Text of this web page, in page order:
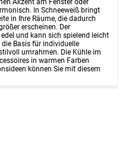
In Schneeweiß bringt
in Ihre Räume, die dadurch
erscheinen. Der
und kann sich spielend leicht
Basis für individuelle
umrahmen. Die Kühle im
in warmen Farben
können Sie mit diesem